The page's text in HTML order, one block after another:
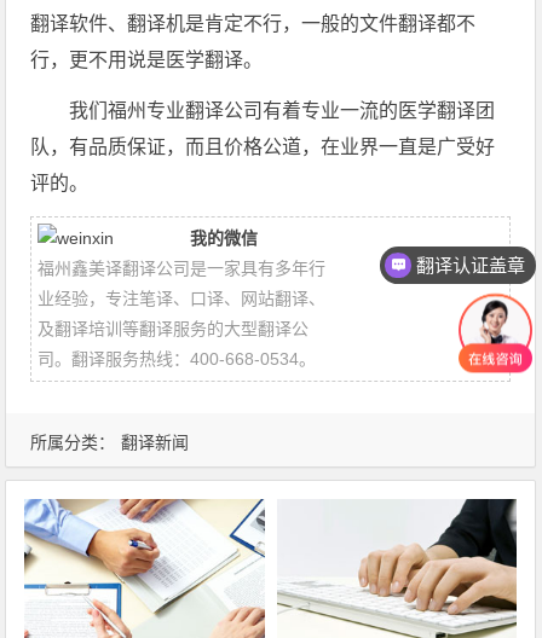
所属分类： 翻译新闻
翻译软件、翻译机是肯定不行，一般的文件翻译都不
行，更不用说是医学翻译。
我们福州专业翻译公司有着专业一流的医学翻译团
队，有品质保证，而且价格公道，在业界一直是广受好
评的。
我的微信
福州鑫美译翻译公司是一家具有多年行
业经验，专注笔译、口译、网站翻译、
及翻译培训等翻译服务的大型翻译公
司。翻译服务热线：400-668-0534。
翻译认证盖章